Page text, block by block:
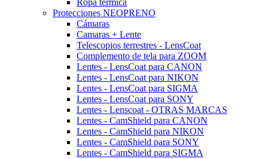
Ropa térmica
Protecciones NEOPRENO
Cámaras
Camaras + Lente
Telescopios terrestres - LensCoat
Complemento de tela para ZOOM
Lentes - LensCoat para CANON
Lentes - LensCoat para NIKON
Lentes - LensCoat para SIGMA
Lentes - LensCoat para SONY
Lentes - Lenscoat - OTRAS MARCAS
Lentes - CamShield para CANON
Lentes - CamShield para NIKON
Lentes - CamShield para SONY
Lentes - CamShield para SIGMA